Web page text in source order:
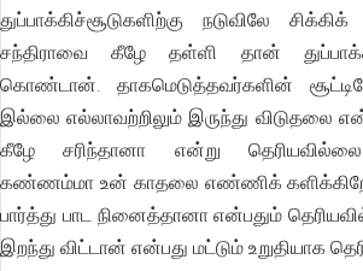
துப்பாக்கிச்சூடுகளிற்கு நடுவிலே
சந்திராவை கீழே தள்ளி தான்
கொண்டான். தாகமெடுத்தவர்களின்
இல்லை எல்லாவற்றிலும் இருந்து விடுதலை
கீழே சரிந்தானா என்று தெரியவில்லை.
கண்ணம்மா உன் காதலை எண்ணிக்
பார்த்து பாட நினைத்தானா என்பதும்
இறந்து விட்டான் என்பது மட்டும் உறுதியாக